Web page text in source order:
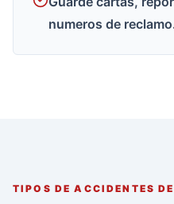
numeros de
TIPOS DE ACCIDENTES